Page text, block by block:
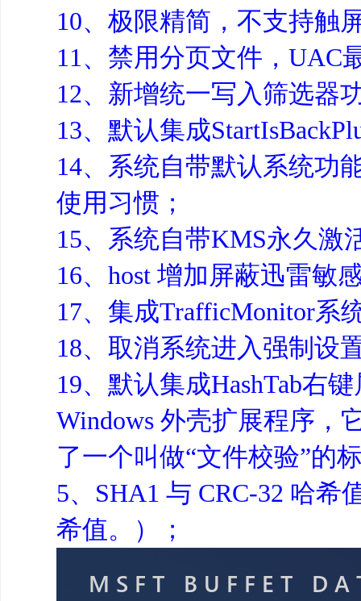
10、极限精简，不支持触
11、禁用分页文件，UAC
12、新增统一写入筛选器
13、默认集成
14、系统自带默认系统功
使用习惯；
15、系统自带KMS永久激
16、host 增加屏蔽迅雷敏
17、集成TrafficMonitor系
18、取消系统进入强制设
19、默认集成HashTab右
Windows 外壳扩展程序，
了一个叫做“文件校验”的
5、SHA1 与 CRC-32 哈
希值。）；